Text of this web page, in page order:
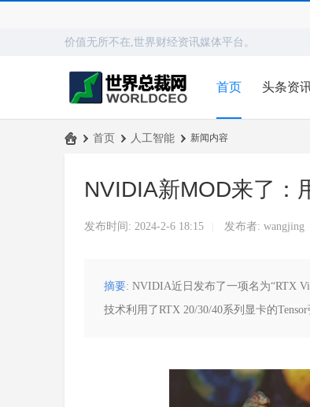
价值无所不在,世界财经资讯媒体平台。
首页 头条资
› 首页 › 人工智能 › 新闻内容
NVIDIA新MOD来了：
发布时间: 2024-2-6 18:15 发布者: wangjing
摘要: NVIDIA近日发布了一项名为“RTX
技术利用了RTX 20/30/40系列显卡的